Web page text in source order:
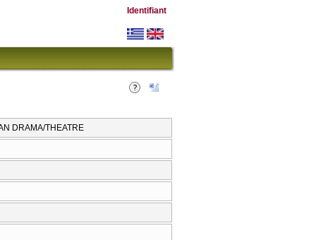
Identifiant
DRAMA/THEATRE